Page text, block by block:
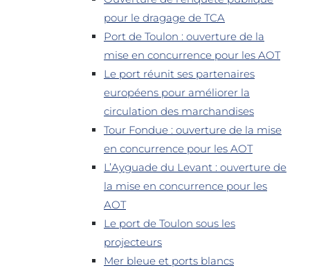
pour le dragage de TCA
Port de Toulon : ouverture de la
mise en concurrence pour les AOT
Le port réunit ses partenaires
européens pour améliorer la
circulation des marchandises
Tour Fondue : ouverture de la mise
en concurrence pour les AOT
L’Ayguade du Levant : ouverture de
la mise en concurrence pour les
AOT
Le port de Toulon sous les
projecteurs
Mer bleue et ports blancs